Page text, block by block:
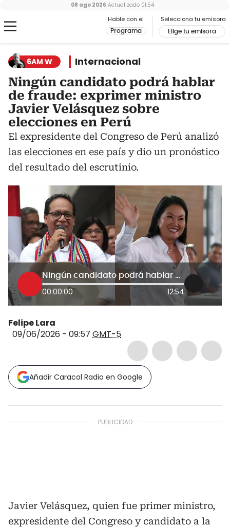
Hable con el
Programa
Selecciona tu emisora
Elige tu emisora
08 ago 2026 Actualizado 01:54
6AM W Internacional
Ningún candidato podrá hablar
de fraude: exprimer ministro
Javier Velásquez sobre
elecciones en Perú
El expresidente del Congreso de Perú analizó
las elecciones en ese país y dio un pronóstico
del resultado del escrutinio.
Ningún candidato podrá hablar de fraude: exprimer ministro Javier Velásquez sobre elecciones en Perú
00:00:00 12:54
Felipe Lara
09/06/2026 - 09:57 GMT-5
Añadir Caracol Radio en Google
Javier Velásquez, quien fue primer ministro,
expresidente del Congreso y candidato a la